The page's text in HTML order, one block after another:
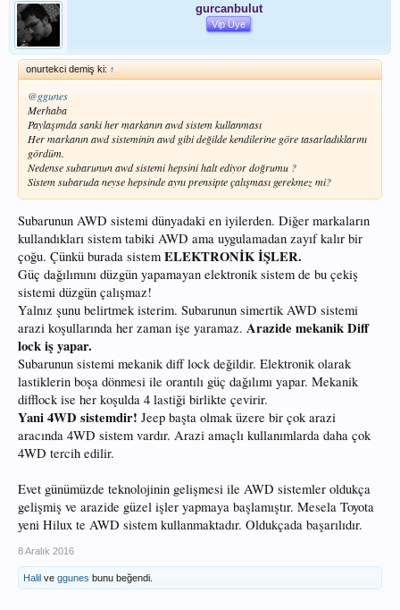
gurcanbulut
Vip Üye
onurtekci demiş ki: ↑
@ggunes
Merhaba
Paylaşımda sanki her markanın awd sistem kullanması
Her markanın awd sisteminin awd gibi değilde kendilerine göre tasarladıklarını
gördüm.
Nedense subarunun awd sistemi hepsini halt ediyor doğrumu ?
Sistem subaruda neyse hepsinde aynı prensipte çalışması gerekmez mi?
Subarunun AWD sistemi dünyadaki en iyilerden. Diğer markaların
kullandıkları sistem tabiki AWD ama uygulamadan zayıf kalır bir
çoğu. Çünkü burada sistem ELEKTRONİK İŞLER.
Güç dağılımını düzgün yapamayan elektronik sistem de bu çekiş
sistemi düzgün çalışmaz!
Yalnız şunu belirtmek isterim. Subarunun simertik AWD sistemi
arazi koşullarında her zaman işe yaramaz. Arazide mekanik Diff
lock iş yapar.
Subarunun sistemi mekanik diff lock değildir. Elektronik olarak
lastiklerin boşa dönmesi ile orantılı güç dağılımı yapar. Mekanik
difflock ise her koşulda 4 lastiği birlikte çevirir.
Yani 4WD sistemdir! Jeep başta olmak üzere bir çok arazi
aracında 4WD sistem vardır. Arazi amaçlı kullanımlarda daha çok
4WD tercih edilir.
Evet günümüzde teknolojinin gelişmesi ile AWD sistemler oldukça
gelişmiş ve arazide güzel işler yapmaya başlamıştır. Mesela Toyota
yeni Hilux te AWD sistem kullanmaktadır. Oldukçada başarılıdır.
8 Aralık 2016
Halil ve ggunes bunu beğendi.